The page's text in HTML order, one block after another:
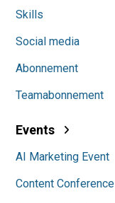
Skills
Social media
Abonnement
Teamabonnement
Events
AI Marketing Event
Content Conference